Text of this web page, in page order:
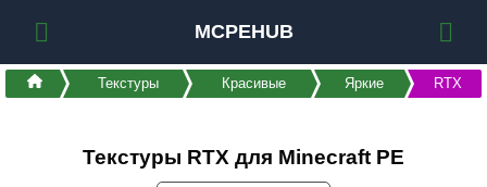
MCPEHUB
Текстуры Красивые Яркие RTX
Текстуры RTX для Minecraft PE